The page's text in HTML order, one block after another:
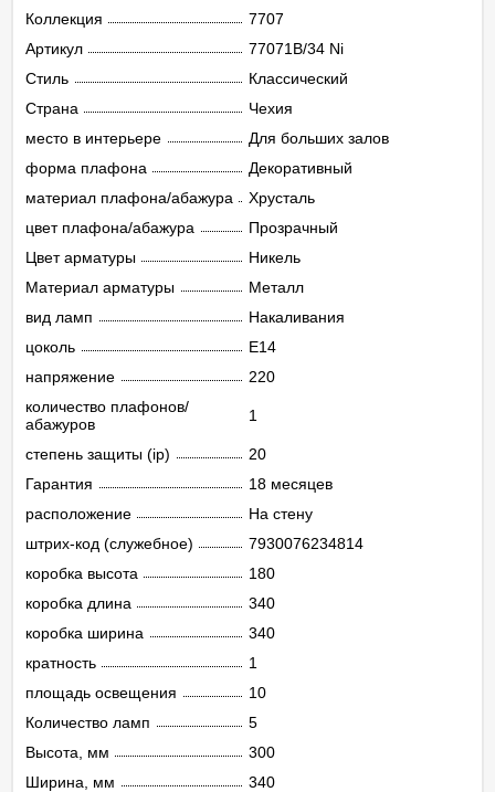
Коллекция
7707
Артикул
77071B/34 Ni
Стиль
Классический
Страна
Чехия
место в интерьере
Для больших залов
форма плафона
Декоративный
материал плафона/абажура
Хрусталь
цвет плафона/абажура
Прозрачный
Цвет арматуры
Никель
Материал арматуры
Металл
вид ламп
Накаливания
цоколь
E14
напряжение
220
количество плафонов/
абажуров
1
степень защиты (ip)
20
Гарантия
18 месяцев
расположение
На стену
штрих-код (служебное)
7930076234814
коробка высота
180
коробка длина
340
коробка ширина
340
кратность
1
площадь освещения
10
Количество ламп
5
Высота, мм
300
Ширина, мм
340